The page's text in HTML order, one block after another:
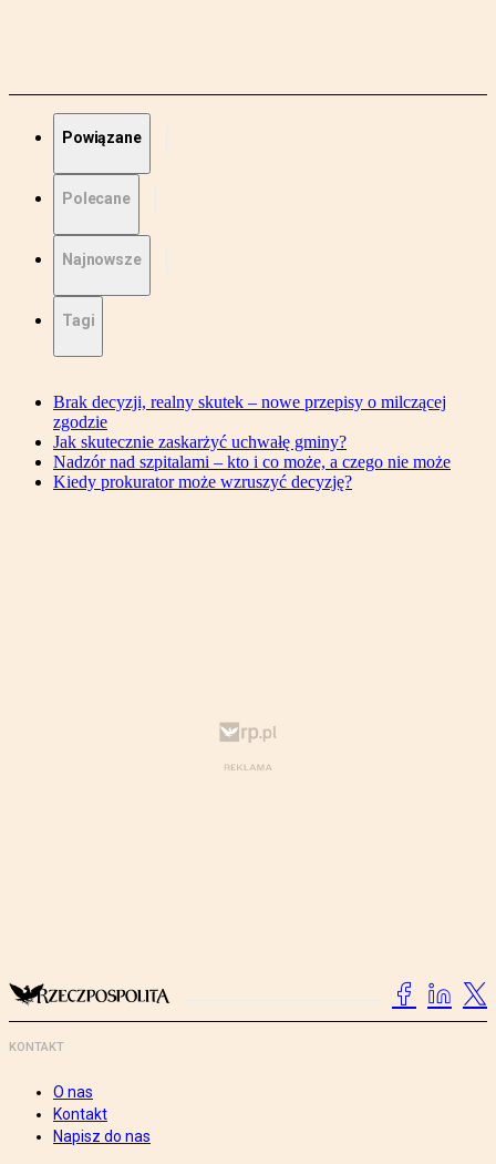
Powiązane
Polecane
Najnowsze
Tagi
Brak decyzji, realny skutek – nowe przepisy o milczącej
zgodzie
Jak skutecznie zaskarżyć uchwałę gminy?
Nadzór nad szpitalami – kto i co może, a czego nie może
Kiedy prokurator może wzruszyć decyzję?
KONTAKT
O nas
Kontakt
Napisz do nas